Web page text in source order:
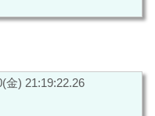
金) 21:19:22.26